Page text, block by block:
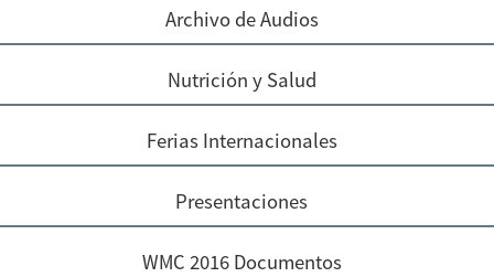
Archivo de Audios
Nutrición y Salud
Ferias Internacionales
Presentaciones
WMC 2016 Documentos